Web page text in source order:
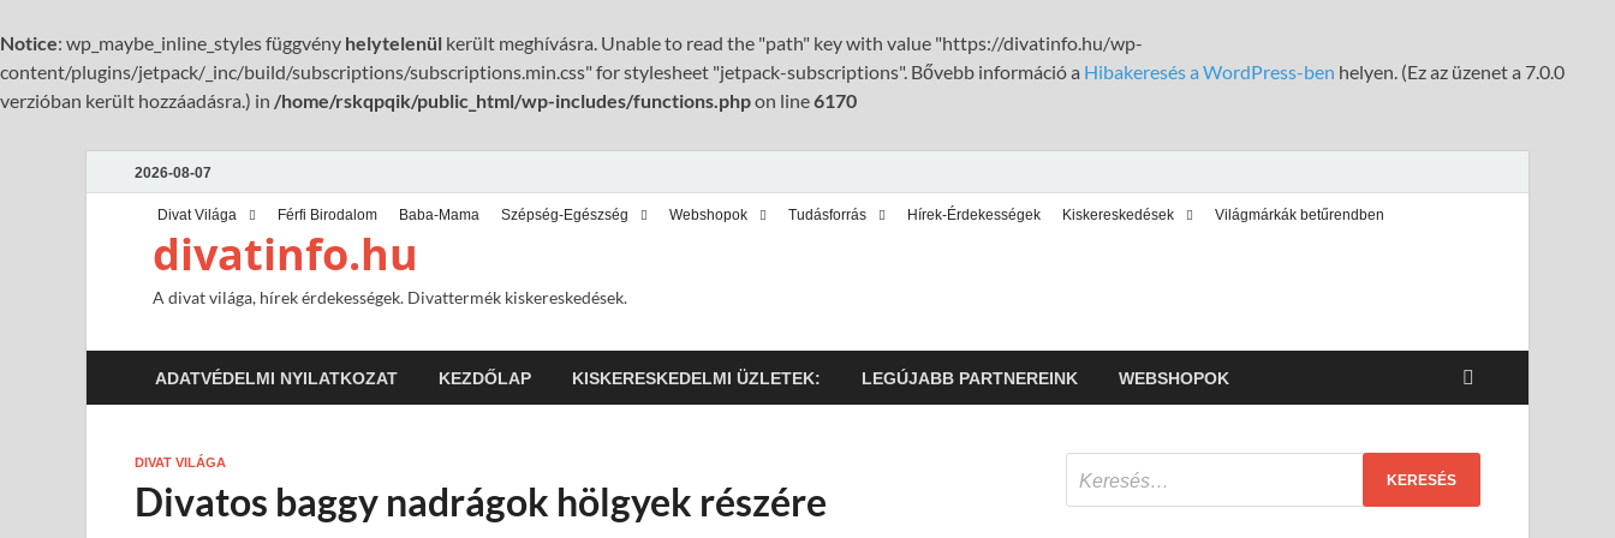
Notice: wp_maybe_inline_styles függvény helytelenül került meghívásra. Unable to read the "path" key with value "https://divatinfo.hu/wp-
content/plugins/jetpack/_inc/build/subscriptions/subscriptions.min.css" for stylesheet "jetpack-subscriptions". Bővebb információ a Hibakeresés a WordPress-ben helyen. (Ez az üzenet a 7.0.0
verzióban került hozzáadásra.) in /home/rskqpqik/public_html/wp-includes/functions.phpon line6170
2026-08-07
Divat Világa Férfi Birodalom Baba-Mama Szépség-Egészség Webshopok Tudásforrás Hírek-Érdekességek Kiskereskedések Világmárkák betűrendben
divatinfo.hu
A divat világa, hírek érdekességek. Divattermék kiskereskedések.
ADATVÉDELMI NYILATKOZAT KEZDŐLAP KISKERESKEDELMI ÜZLETEK: LEGÚJABB PARTNEREINK WEBSHOPOK
DIVAT VILÁGA
Divatos baggy nadrágok hölgyek részére